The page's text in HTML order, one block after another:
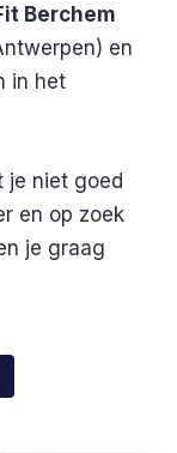
Berchem
en
in het
je niet goed
en op zoek
je graag